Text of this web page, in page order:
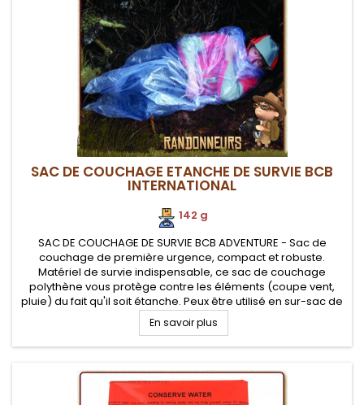
SAC DE COUCHAGE ETANCHE DE SURVIE BCB
INTERNATIONAL
142 g
SAC DE COUCHAGE DE SURVIE BCB ADVENTURE - Sac de
couchage de première urgence, compact et robuste.
Matériel de survie indispensable, ce sac de couchage
polythène vous protège contre les éléments (coupe vent,
pluie) du fait qu'il soit étanche. Peux être utilisé en sur-sac de
couchage ou bivi. Conditionné sous vide pour optimiser son
volume de transport
En savoir plus